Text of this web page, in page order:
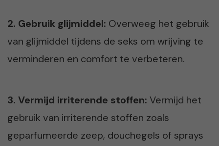
2. Gebruik glijmiddel: Overweeg het gebruik
van glijmiddel tijdens de seks om wrijving te
verminderen en comfort te verbeteren.
3. Vermijd irriterende stoffen: Vermijd het
gebruik van irriterende stoffen zoals
geparfumeerde zeep, douchegels of sprays